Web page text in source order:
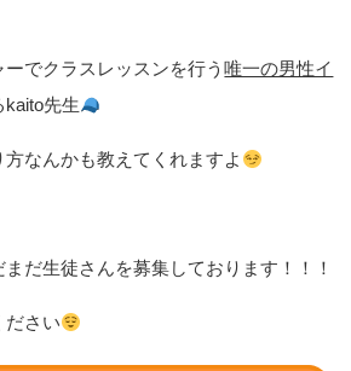
ーでクラスレッスンを行う唯一の男性イ
kaito先生
なんかも教えてくれますよ
だ生徒さんを募集しております！！！
ださい